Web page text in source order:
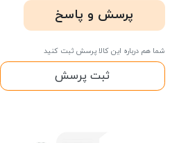
پرسش و پاسخ
شما هم درباره این کالا پرسش ثبت کنید
ثبت پرسش